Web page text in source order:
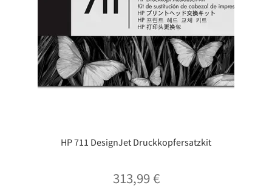
HP 711 DesignJet Druckkopfersatzkit
313,99€